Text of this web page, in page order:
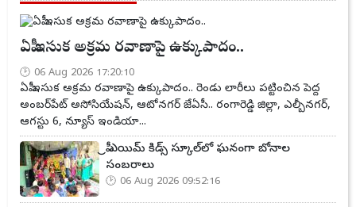
ఏపీ ఇసుక అక్రమ రవాణాపై ఉక్కుపాదం..
06 Aug 2026 17:20:10
ఏపీ ఇసుక అక్రమ రవాణాపై ఉక్కుపాదం.. రెండు లారీలు పట్టించిన పెద్ద
అంబర్‌పేట్ అసోసియేషన్, ఆటోనగర్ జేఏసీ.. రంగారెడ్డి జిల్లా, ఎల్బీనగర్,
ఆగస్టు 6, న్యూస్ ఇండియా...
ప్రీ ఎయిమ్ కిడ్స్ స్కూల్‌లో ఘనంగా బోనాల
సంబరాలు
06 Aug 2026 09:52:16